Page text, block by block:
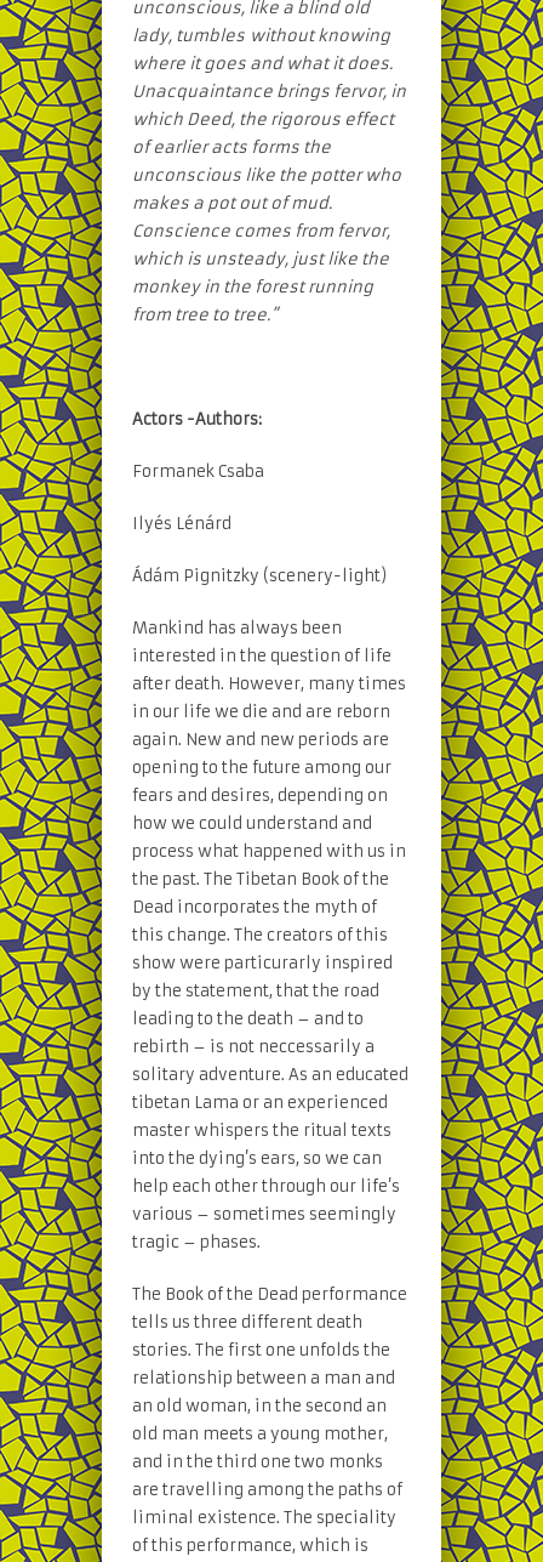
unconscious, like a blind old
lady, tumbles without knowing
where it goes and what it does.
Unacquaintance brings fervor, in
which Deed, the rigorous effect
of earlier acts forms the
unconscious like the potter who
makes a pot out of mud.
Conscience comes from fervor,
which is unsteady, just like the
monkey in the forest running
from tree to tree.”
Actors -Authors:
Formanek Csaba
Ilyés Lénárd
Ádám Pignitzky (scenery-light)
Mankind has always been
interested in the question of life
after death. However, many times
in our life we die and are reborn
again. New and new periods are
opening to the future among our
fears and desires, depending on
how we could understand and
process what happened with us in
the past. The Tibetan Book of the
Dead incorporates the myth of
this change. The creators of this
show were particurarly inspired
by the statement, that the road
leading to the death – and to
rebirth – is not neccessarily a
solitary adventure. As an educated
tibetan Lama or an experienced
master whispers the ritual texts
into the dying’s ears, so we can
help each other through our life’s
various – sometimes seemingly
tragic – phases.
The Book of the Dead performance
tells us three different death
stories. The first one unfolds the
relationship between a man and
an old woman, in the second an
old man meets a young mother,
and in the third one two monks
are travelling among the paths of
liminal existence. The speciality
of this performance, which is